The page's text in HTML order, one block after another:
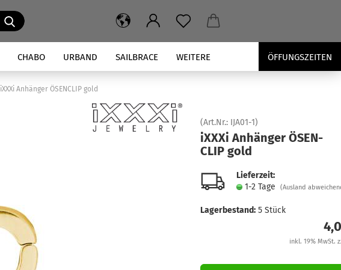
CHABO URBAND SAILBRACE ÖFFUNGSZEITEN
WEITERE
iXXXi Anhänger ÖSENCLIP gold
(Art.Nr.: IJA01-1)
iXXXi An­hän­ger ÖSEN­
CLIP gold
Lieferzeit:
1-2 Tage
(Ausland
Lagerbestand: 5 Stück
inkl. 19% MwSt.